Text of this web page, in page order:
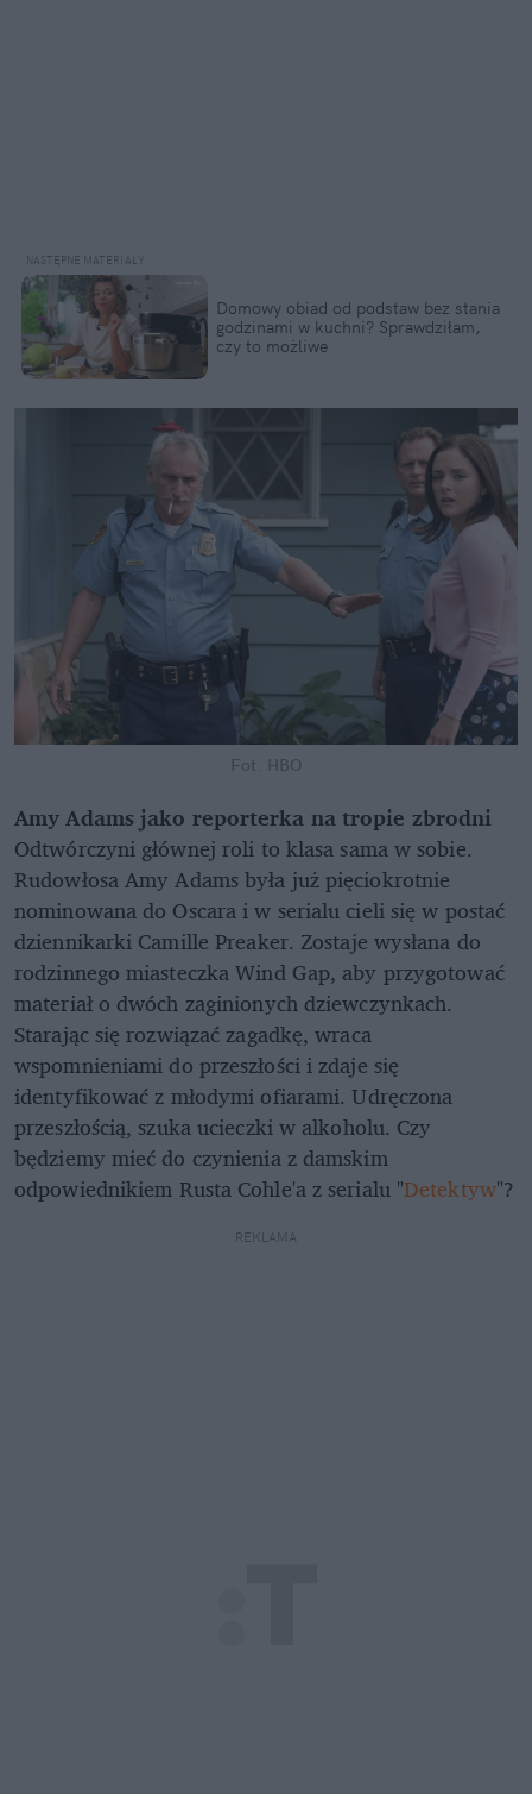
Domowy obiad od podstaw bez stania
godzinami w kuchni? Sprawdziłam,
czy to możliwe
Fot. HBO
Amy Adams jako reporterka na tropie zbrodni
Odtwórczyni głównej roli to klasa sama w sobie.
Rudowłosa Amy Adams była już pięciokrotnie
nominowana do Oscara i w serialu cieli się w postać
dziennikarki Camille Preaker. Zostaje wysłana do
rodzinnego miasteczka Wind Gap, aby przygotować
materiał o dwóch zaginionych dziewczynkach.
Starając się rozwiązać zagadkę, wraca
wspomnieniami do przeszłości i zdaje się
identyfikować z młodymi ofiarami. Udręczona
przeszłością, szuka ucieczki w alkoholu. Czy
będziemy mieć do czynienia z damskim
odpowiednikiem Rusta Cohle'a z serialu "Detektyw"?
REKLAMA